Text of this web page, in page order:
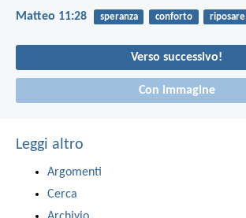
Matteo 11:28 speranza conforto riposare
Verso successivo!
Con immagine
Leggi altro
Argomenti
Cerca